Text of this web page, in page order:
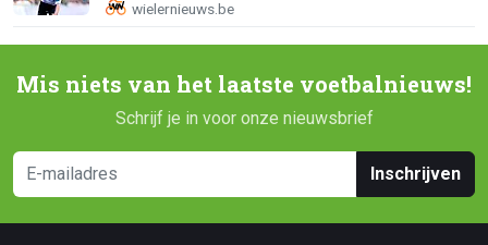
Mis niets van het laatste voetbalnieuws!
Schrijf je in voor onze nieuwsbrief
Inschrijven